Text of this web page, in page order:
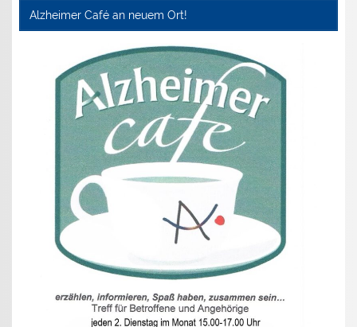
Alzheimer Café an neuem Ort!